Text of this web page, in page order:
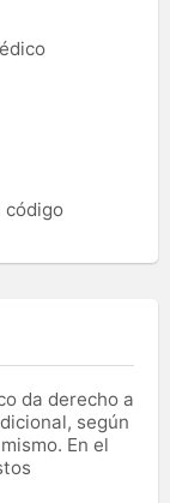
código
da derecho a
según
En el